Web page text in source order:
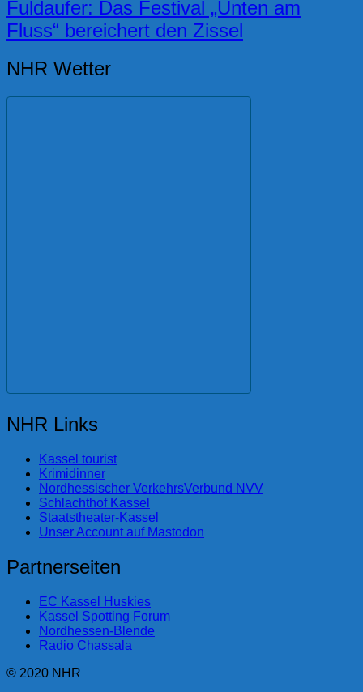
Fuldaufer: Das Festival „Unten am
Fluss“ bereichert den Zissel
NHR Wetter
NHR Links
Kassel tourist
Krimidinner
Nordhessischer VerkehrsVerbund NVV
Schlachthof Kassel
Staatstheater-Kassel
Unser Account auf Mastodon
Partnerseiten
EC Kassel Huskies
Kassel Spotting Forum
Nordhessen-Blende
Radio Chassala
© 2020 NHR